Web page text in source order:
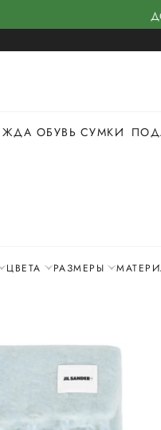
ОБУВЬ СУМКИ
ЦВЕТА РАЗМЕРЫ